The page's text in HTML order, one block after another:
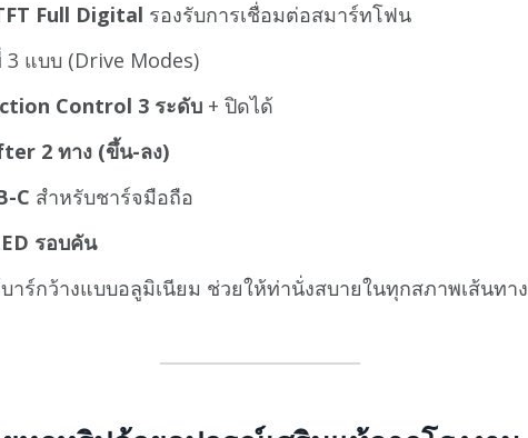
Full Digital รองรับการเชื่อมต่อสมาร์ทโฟน
แบบ (Drive Modes)
Control 3 ระดับ + ปิดได้
2 ทาง (ขึ้น-ลง)
C สำหรับชาร์จมือถือ
รอบคัน
าร์กว้างแบบอลูมิเนียม ช่วยให้ท่านั่งสบายในทุกสภาพเส้นทาง